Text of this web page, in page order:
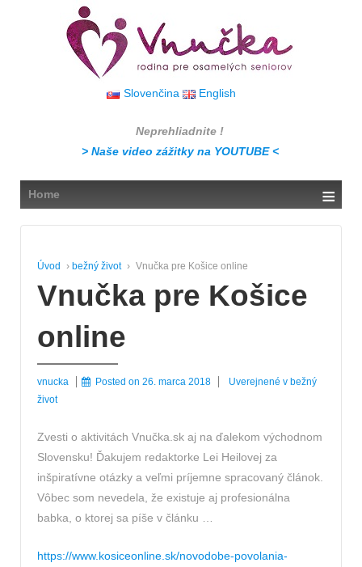
Slovenčina English
Neprehliadnite !
> Naše video zážitky na YOUTUBE <
Home ≡
Úvod › bežný život › Vnučka pre Košice online
Vnučka pre Košice
online
vnucka Posted on 26. marca 2018 Uverejnené v bežný
život
Zvesti o aktivitách Vnučka.sk aj na ďalekom východnom
Slovensku! Ďakujem redaktorke Lei Heilovej za
inšpiratívne otázky a veľmi príjemne spracovaný článok.
Vôbec som nevedela, že existuje aj profesionálna
babka, o ktorej sa píše v článku …
https://www.kosiceonline.sk/novodobe-povolania-